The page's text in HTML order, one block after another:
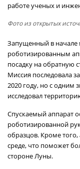
работе ученых и
Фото из открытых
Запущенный в начале
роботизированным
посадку на обратную
Миссия последовала
2020 году, но с одним
исследовал
Спускаемый аппарат
роботизированной
образцов. Кроме
среде, что поможет
стороне Луны.